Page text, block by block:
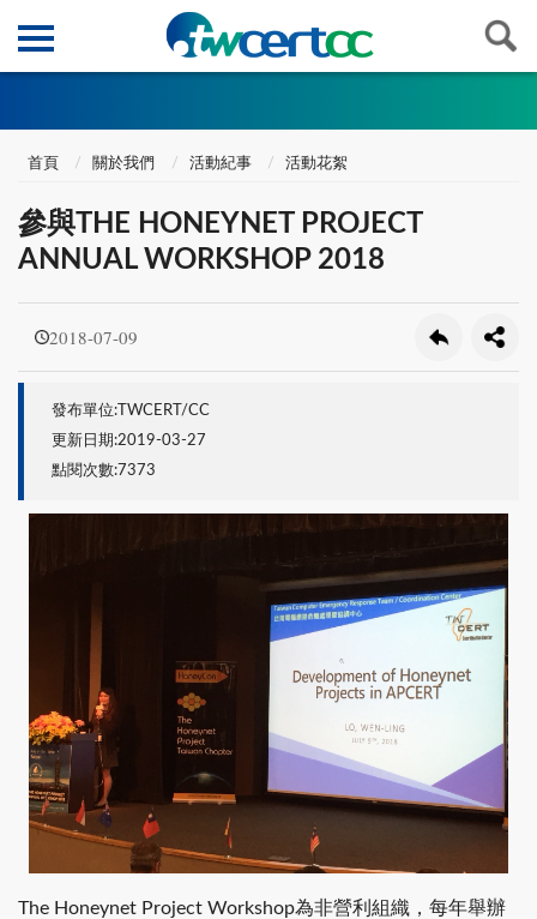
首頁 關於我們 活動紀事 活動花絮
參與THE HONEYNET PROJECT
ANNUAL WORKSHOP 2018
2018-07-09
發布單位:TWCERT/CC
更新日期:2019-03-27
點閱次數:7373
The Honeynet Project Workshop為非營利組織，每年舉辦